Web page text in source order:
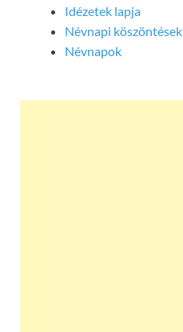
Idézetek lapja
Névnapi köszöntések
Névnapok